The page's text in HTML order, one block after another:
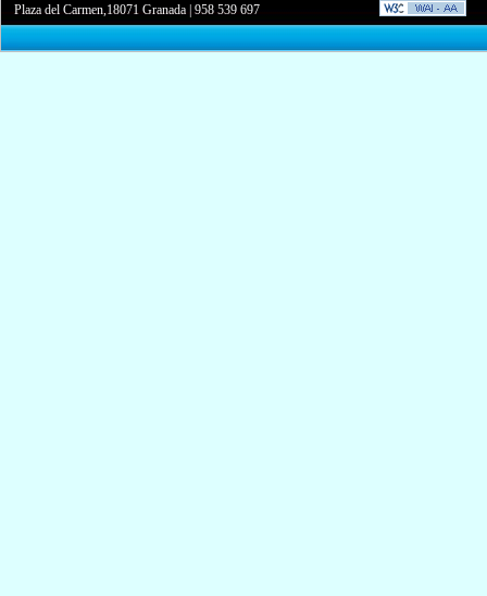
Plaza del Carmen,18071 Granada |958 539 697